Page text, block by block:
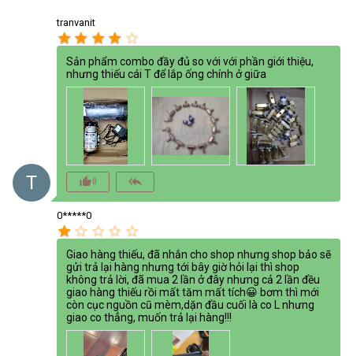
T
tranvanit
star star star star star_border
Sản phẩm combo đầy đủ so với với phần giới thiệu,
nhưng thiếu cái T để lắp ống chính ở giữa
thumb_up_alt0 reply_all
0*****0
star star_border star_border star_border star_border
Giao hàng thiếu, đã nhắn cho shop nhưng shop bảo sẽ
gửi trả lại hàng nhưng tới bây giờ hỏi lại thì shop
không trả lời, đã mua 2 lần ở đây nhưng cả 2 lần đều
giao hàng thiếu rồi mất tăm mất tích😀 bơm thì mới
còn cục nguồn cũ mèm,dặn đầu cuối là co L nhưng
giao co thẳng, muốn trả lại hàng!!!